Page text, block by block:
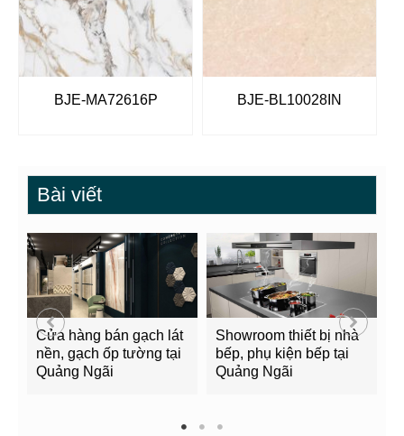
BJE-MA72616P BJE-BL10028IN
Bài viết
Cửa hàng bán gạch lát
nền, gạch ốp tường tại
Quảng Ngãi
Showroom thiết bị nhà
bếp, phụ kiện bếp tại
Quảng Ngãi
1 2 3